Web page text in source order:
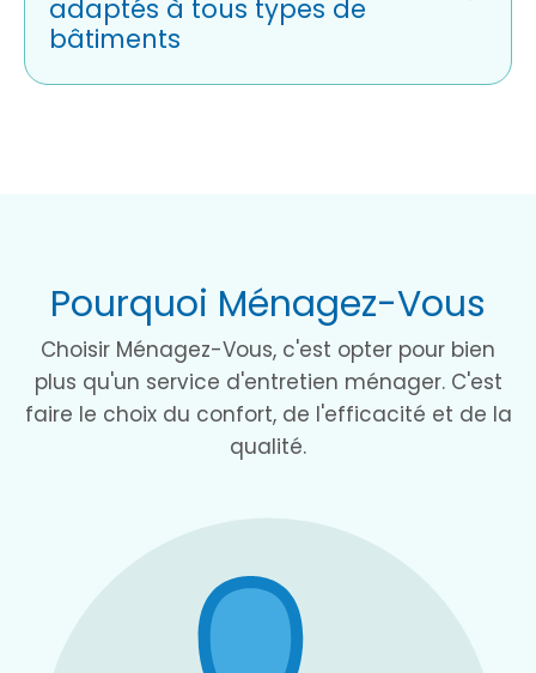
adaptés à tous types de
bâtiments
Pourquoi Ménagez-Vous
Choisir Ménagez-Vous, c'est opter pour bien
plus qu'un service d'entretien ménager. C'est
faire le choix du confort, de l'efficacité et de la
qualité.